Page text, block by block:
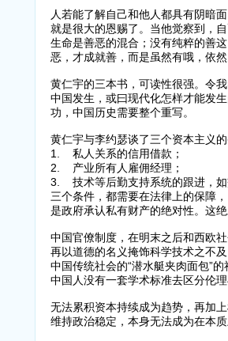
人若能了解自己和他人都具有阴暗
就是很大的恩赐了。当他觉察到，
生命是善恶的混合；没有纯粹的善
恶，才成就善，而是虽然有哦，依
黄仁宇的三本书，可读性很强。令
中国发生，或曰现代化怎样才能发
功，中国历史需要整个重写。
黄仁宇与李约瑟谈了三个资本主义
1. 私人关系的信用借款；
2. 产业所有人雇佣经理；
3. 技术等后勤支持系统的跟进，如
三个条件，都需要在法律上的保障
是政府承认私有财产的绝对性。这
中国官僚制度，在明末之后和西欧
再以道德的名义掩饰科学技术之不
中国传统社会的“潜水艇夹肉面包”
中国人没有一套学术标准去区分伦
无法累积资本持续成为趋势，再加
维持政治稳定，本身无法成为在本